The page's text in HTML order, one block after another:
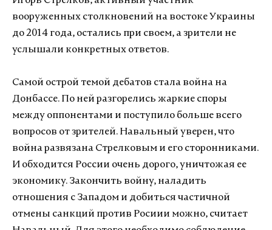
вооруженных столкновений на востоке Украины
до 2014 года, остались при своем, а зрители не
услышали конкретных ответов.
Самой острой темой дебатов стала война на
Донбассе. По ней разгорелись жаркие споры
между оппонентами и поступило больше всего
вопросов от зрителей. Навальный уверен, что
война развязана Стрелковым и его сторонниками.
И обходится России очень дорого, уничтожая ее
экономику. Закончить войну, наладить
отношения с Западом и добиться частичной
отмены санкций против Росиии можно, считает